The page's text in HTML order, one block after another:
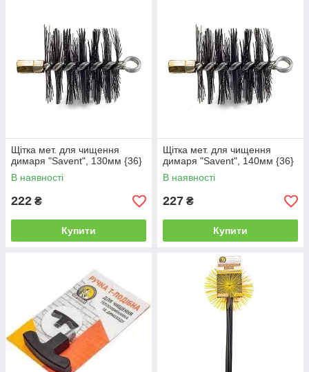
Щітка мет. для чищення
димаря "Savent", 130мм {36}
В наявності
222 ₴
Купити
Щітка мет. для чищення
димаря "Savent", 140мм {36}
В наявності
227 ₴
Купити